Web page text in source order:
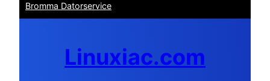
Bromma Datorservice
Linuxiac.com